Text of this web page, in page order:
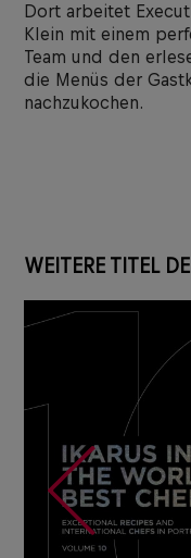
Dort arbeitet
Klein mit einem
Team und den
die Menüs der
nachzukochen.
WEITERE TITEL